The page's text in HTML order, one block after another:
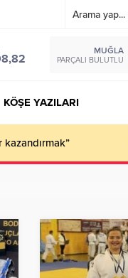
MUĞLA
PARÇALI BULUTLU
KÖŞE YAZILARI